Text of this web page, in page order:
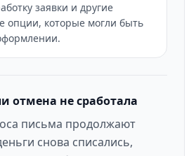
заявки и другие
опции, которые могли быть
отмена не сработала
письма продолжают
снова списались,